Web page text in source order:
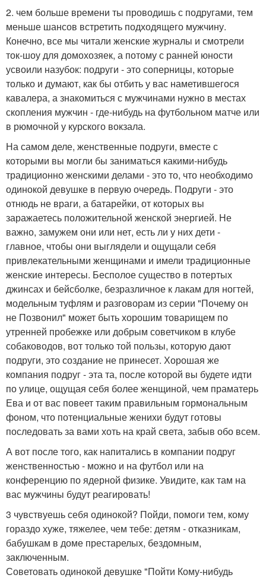
2. чем больше времени ты проводишь с подругами, тем
меньше шансов встретить подходящего мужчину.
Конечно, все мы читали женские журналы и смотрели
ток-шоу для домохозяек, а потому с ранней юности
усвоили назубок: подруги - это соперницы, которые
только и думают, как бы отбить у вас наметившегося
кавалера, а знакомиться с мужчинами нужно в местах
скопления мужчин - где-нибудь на футбольном матче или
в рюмочной у курского вокзала.
На самом деле, женственные подруги, вместе с
которыми вы могли бы заниматься какими-нибудь
традиционно женскими делами - это то, что необходимо
одинокой девушке в первую очередь. Подруги - это
отнюдь не враги, а батарейки, от которых вы
заражаетесь положительной женской энергией. Не
важно, замужем они или нет, есть ли у них дети -
главное, чтобы они выглядели и ощущали себя
привлекательными женщинами и имели традиционные
женские интересы. Бесполое существо в потертых
джинсах и бейсболке, безразличное к лакам для ногтей,
модельным туфлям и разговорам из серии "Почему он
не Позвонил" может быть хорошим товарищем по
утренней пробежке или добрым советчиком в клубе
собаководов, вот только той пользы, которую дают
подруги, это создание не принесет. Хорошая же
компания подруг - эта та, после которой вы будете идти
по улице, ощущая себя более женщиной, чем праматерь
Ева и от вас повеет таким правильным гормональным
фоном, что потенциальные женихи будут готовы
последовать за вами хоть на край света, забыв обо всем.
А вот после того, как напитались в компании подруг
женственностью - можно и на футбол или на
конференцию по ядерной физике. Увидите, как там на
вас мужчины будут реагировать!
3 чувствуешь себя одинокой? Пойди, помоги тем, кому
гораздо хуже, тяжелее, чем тебе: детям - отказникам,
бабушкам в доме престарелых, бездомным,
заключенным.
Советовать одинокой девушке "Пойти Кому-нибудь